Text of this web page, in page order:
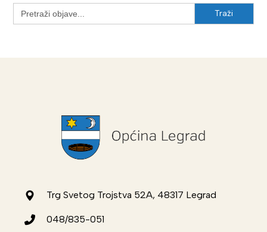
Search
for:
Trg Svetog Trojstva 52A, 48317 Legrad
048/835-051